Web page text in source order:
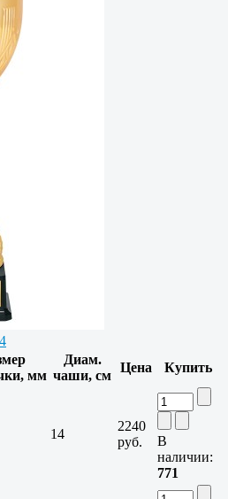
мм
Диам.
чаши, см
Цена Купить
14
2240
руб.
В
наличии:
771